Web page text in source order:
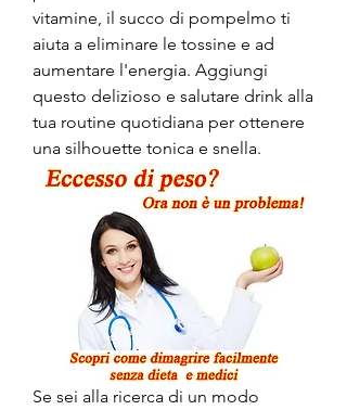
vitamine, il succo di pompelmo ti
aiuta a eliminare le tossine e ad
aumentare l'energia. Aggiungi
questo delizioso e salutare drink alla
tua routine quotidiana per ottenere
una silhouette tonica e snella.
Se sei alla ricerca di un modo